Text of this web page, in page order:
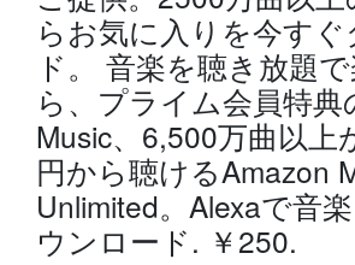
らお気に入りを今す
ド。 音楽を聴き放題
ら、プライム会員特典
Music、6,500万曲以上
円から聴けるAmazon
Unlimited。Alexaで音
ウンロード. ￥250.